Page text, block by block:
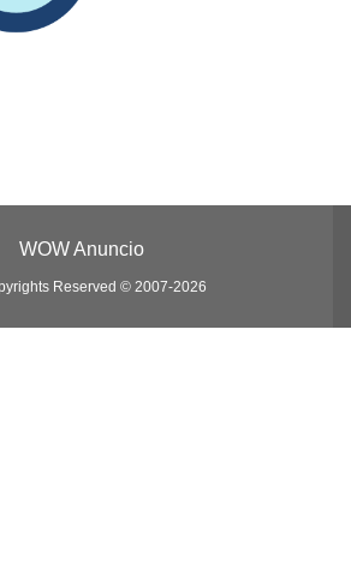
WOW Anuncio
Reserved © 2007-2026